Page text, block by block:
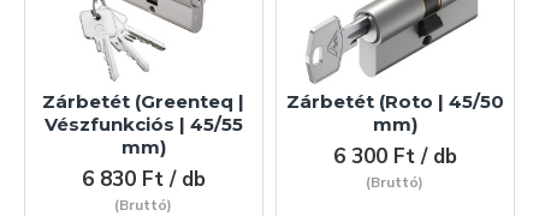
Zárbetét (Greenteq |
Vészfunkciós | 45/55
mm)
6 830 Ft / db
(Bruttó)
Zárbetét (Roto | 45/50
mm)
6 300 Ft / db
(Bruttó)